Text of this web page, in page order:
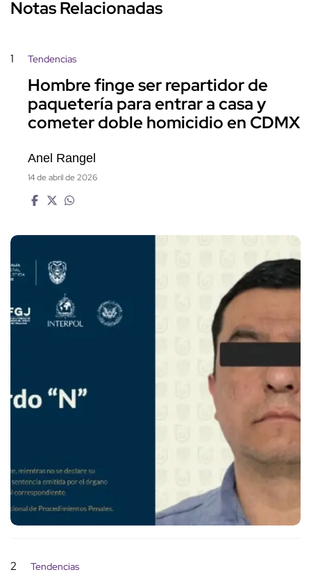
Notas Relacionadas
1 Tendencias
Hombre finge ser repartidor de
paquetería para entrar a casa y
cometer doble homicidio en CDMX
Anel Rangel
14 de abril de 2026
2 Tendencias